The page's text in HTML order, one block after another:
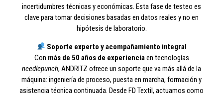
incertidumbres técnicas y económicas. Esta fase de testeo es
clave para tomar decisiones basadas en datos reales y no en
hipótesis de laboratorio.
Soporte experto y acompañamiento integral
Con más de 50 años de experienciaen tecnologías
needlepunch, ANDRITZ ofrece un soporte que va más allá de la
máquina: ingeniería de proceso, puesta en marcha, formación y
asistencia técnica continuada. Desde FD Textil, actuamos como